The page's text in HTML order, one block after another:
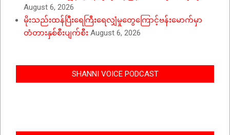
August 6, 2026
မိုးသည်းထန်ပြီးရေကြီးရေလျှံမှုတွေကြောင့်ဗန်းမောက်မှာ
တံတားနှစ်စီးပျက်စီး August 6, 2026
SHANNI VOICE PODCAST